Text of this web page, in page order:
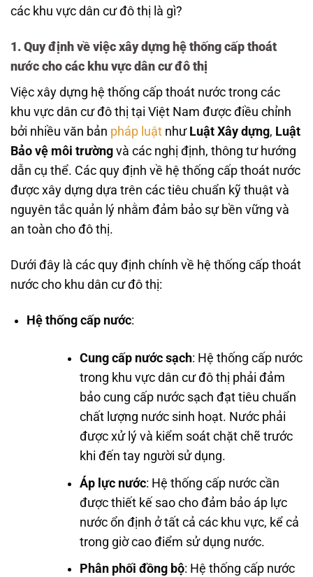
các khu vực dân cư đô thị là gì?
1. Quy định về việc xây dựng hệ thống cấp thoát
nước cho các khu vực dân cư đô thị
Việc xây dựng hệ thống cấp thoát nước trong các
khu vực dân cư đô thị tại Việt Nam được điều chỉnh
bởi nhiều văn bản pháp luật như Luật Xây dựng, Luật
Bảo vệ môi trường và các nghị định, thông tư hướng
dẫn cụ thể. Các quy định về hệ thống cấp thoát nước
được xây dựng dựa trên các tiêu chuẩn kỹ thuật và
nguyên tắc quản lý nhằm đảm bảo sự bền vững và
an toàn cho đô thị.
Dưới đây là các quy định chính về hệ thống cấp thoát
nước cho khu dân cư đô thị:
Hệ thống cấp nước:
Cung cấp nước sạch: Hệ thống cấp nước
trong khu vực dân cư đô thị phải đảm
bảo cung cấp nước sạch đạt tiêu chuẩn
chất lượng nước sinh hoạt. Nước phải
được xử lý và kiểm soát chặt chẽ trước
khi đến tay người sử dụng.
Áp lực nước: Hệ thống cấp nước cần
được thiết kế sao cho đảm bảo áp lực
nước ổn định ở tất cả các khu vực, kể cả
trong giờ cao điểm sử dụng nước.
Phân phối đồng bộ: Hệ thống cấp nước